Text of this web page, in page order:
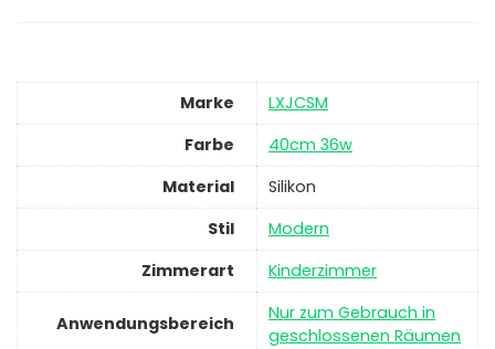
Marke
‎LXJCSM
Farbe
‎40cm 36w
Material
‎Silikon
Stil
‎Modern
Zimmerart
‎Kinderzimmer
Anwendungsbereich
‎Nur zum Gebrauch in
geschlossenen Räumen